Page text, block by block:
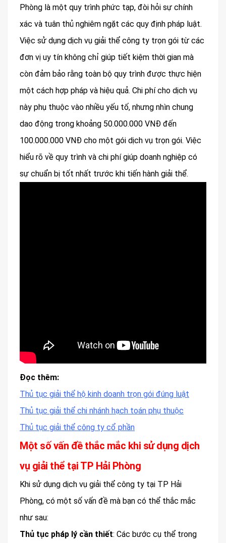
Phòng là một quy trình phức tạp, đòi hỏi sự chính
xác và tuân thủ nghiêm ngặt các quy định pháp luật.
Việc sử dụng dịch vụ giải thể công ty trọn gói từ các
đơn vị uy tín không chỉ giúp tiết kiệm thời gian mà
còn đảm bảo rằng toàn bộ quy trình được thực hiện
một cách hợp pháp và hiệu quả. Chi phí cho dịch vụ
này phụ thuộc vào nhiều yếu tố, nhưng nhìn chung
dao động trong khoảng 50.000.000 VNĐ đến
100.000.000 VNĐ cho một gói dịch vụ trọn gói. Việc
hiểu rõ về quy trình và chi phí giúp doanh nghiệp có
sự chuẩn bị tốt nhất trước khi tiến hành giải thể.
Đọc thêm:
Thủ tục giải thể hộ kinh doanh trọn gói đúng luật
Thủ tục giải thể chi nhánh hạch toán phụ thuộc
Thủ tục giải thể công ty cổ phần
Một số vấn đề thắc mắc khi sử dụng dịch
vụ giải thể tại TP Hải Phòng
Khi sử dụng dịch vụ giải thể công ty tại TP Hải
Phòng, có một số vấn đề mà bạn có thể thắc mắc
như sau:
Thủ tục pháp lý cần thiết: Các bước cụ thể trong